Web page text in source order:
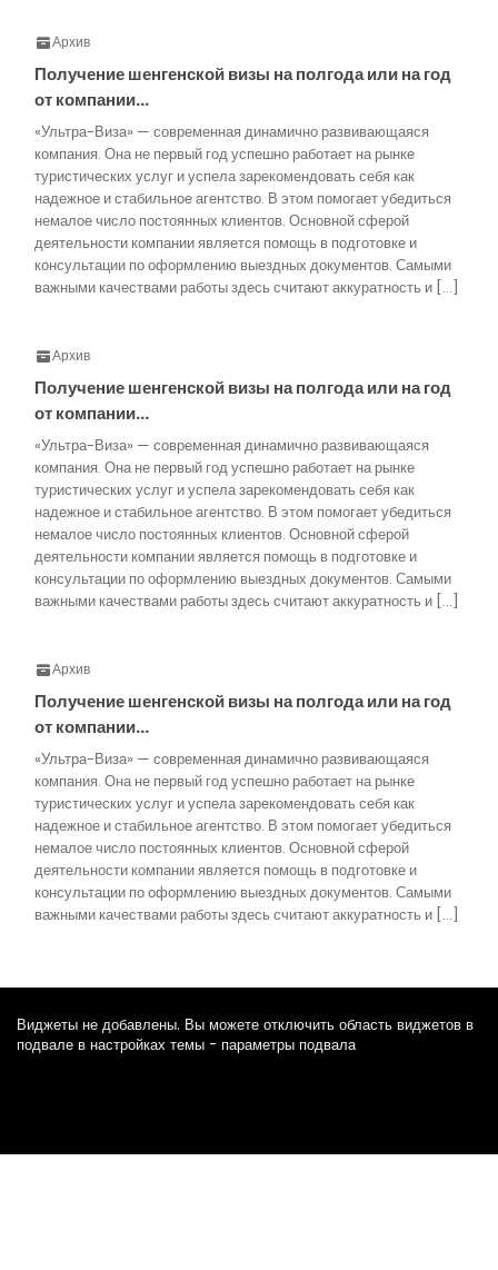
Архив
Получение шенгенской визы на полгода или на год
от компании…
«Ультра-Виза» — современная динамично развивающаяся
компания. Она не первый год успешно работает на рынке
туристических услуг и успела зарекомендовать себя как
надежное и стабильное агентство. В этом помогает убедиться
немалое число постоянных клиентов. Основной сферой
деятельности компании является помощь в подготовке и
консультации по оформлению выездных документов. Самыми
важными качествами работы здесь считают аккуратность и […]
Архив
Получение шенгенской визы на полгода или на год
от компании…
«Ультра-Виза» — современная динамично развивающаяся
компания. Она не первый год успешно работает на рынке
туристических услуг и успела зарекомендовать себя как
надежное и стабильное агентство. В этом помогает убедиться
немалое число постоянных клиентов. Основной сферой
деятельности компании является помощь в подготовке и
консультации по оформлению выездных документов. Самыми
важными качествами работы здесь считают аккуратность и […]
Архив
Получение шенгенской визы на полгода или на год
от компании…
«Ультра-Виза» — современная динамично развивающаяся
компания. Она не первый год успешно работает на рынке
туристических услуг и успела зарекомендовать себя как
надежное и стабильное агентство. В этом помогает убедиться
немалое число постоянных клиентов. Основной сферой
деятельности компании является помощь в подготовке и
консультации по оформлению выездных документов. Самыми
важными качествами работы здесь считают аккуратность и […]
Виджеты не добавлены. Вы можете отключить область виджетов в
подвале в настройках темы - параметры подвала